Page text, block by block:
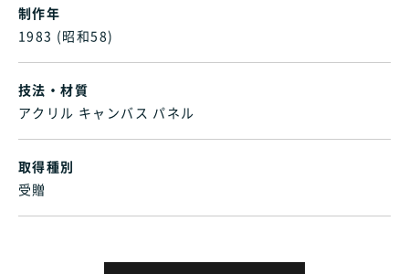
制作年
1983 (昭和58)
技法・材質
アクリル キャンバス パネル
取得種別
受贈